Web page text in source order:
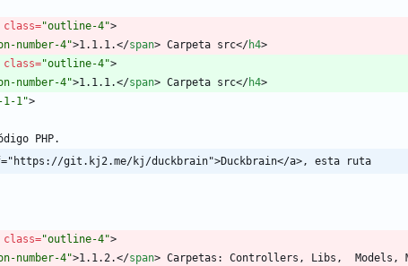
class="outline-4">
number-4">1.1.1.</span> Carpeta src</h4>
class="outline-4">
number-4">1.1.1.</span> Carpeta src</h4>
1">
PHP.
git.kj2.me/kj/duckbrain">Duckbrain</a>, esta ruta
class="outline-4">
number-4">1.1.2.</span> Carpetas: Controllers, Libs,  Models,